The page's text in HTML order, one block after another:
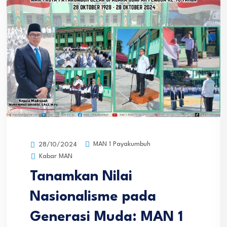
28/10/2024
MAN 1 Payakumbuh
Kabar MAN
Tanamkan Nilai
Nasionalisme pada
Generasi Muda: MAN 1